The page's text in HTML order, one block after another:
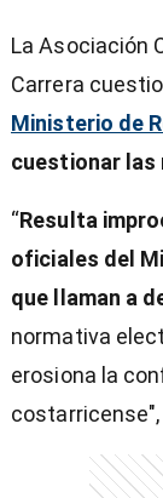
La Asociación
Carrera
Ministerio de
cuestionar las
“Resulta
oficiales del
que llaman a
normativa
erosiona la